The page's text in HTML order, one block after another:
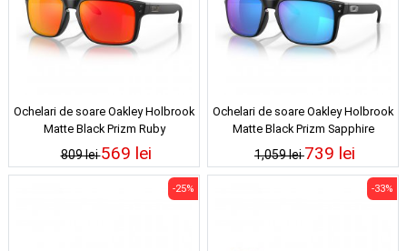
Ochelari de soare Oakley Holbrook
Matte Black Prizm Ruby
809 lei569 lei
Ochelari de soare Oakley Holbrook
Matte Black Prizm Sapphire
Polarized
1,059 lei739 lei
-25% -33%